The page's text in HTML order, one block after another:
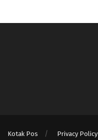
Kotak Pos Privacy Policy